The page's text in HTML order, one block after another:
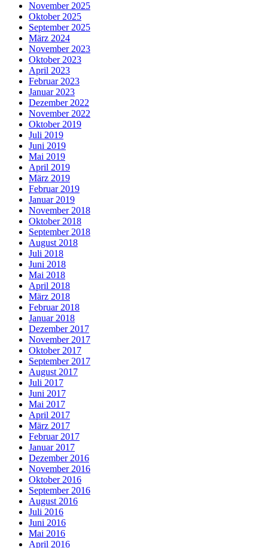
November 2025
Oktober 2025
September 2025
März 2024
November 2023
Oktober 2023
April 2023
Februar 2023
Januar 2023
Dezember 2022
November 2022
Oktober 2019
Juli 2019
Juni 2019
Mai 2019
April 2019
März 2019
Februar 2019
Januar 2019
November 2018
Oktober 2018
September 2018
August 2018
Juli 2018
Juni 2018
Mai 2018
April 2018
März 2018
Februar 2018
Januar 2018
Dezember 2017
November 2017
Oktober 2017
September 2017
August 2017
Juli 2017
Juni 2017
Mai 2017
April 2017
März 2017
Februar 2017
Januar 2017
Dezember 2016
November 2016
Oktober 2016
September 2016
August 2016
Juli 2016
Juni 2016
Mai 2016
April 2016